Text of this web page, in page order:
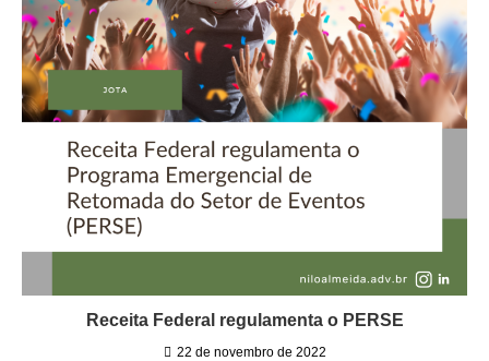
Receita Federal regulamenta o PERSE
22 de novembro de 2022